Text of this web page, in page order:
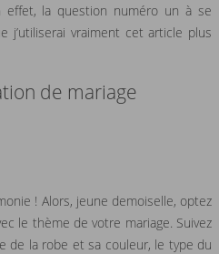
la question numéro un à se
j’utiliserai vraiment cet article plus
de mariage
! Alors, jeune demoiselle, optez
le thème de votre mariage. Suivez
de la robe et sa couleur, le type du